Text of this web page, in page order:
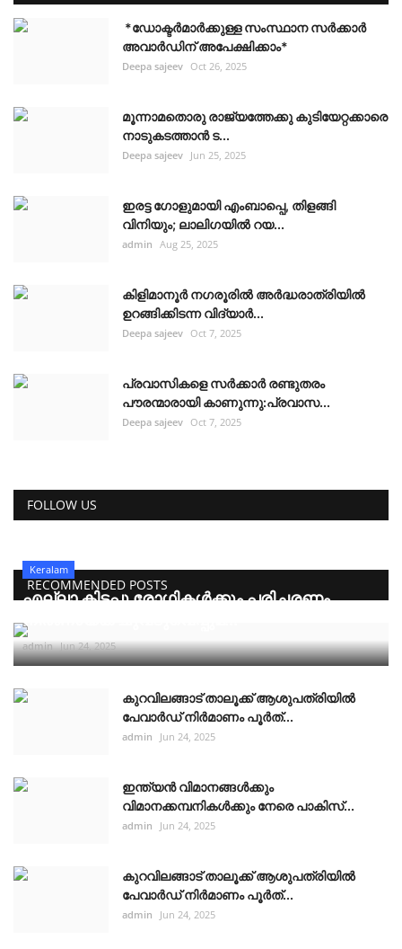
*ഡോക്ടർമാർക്കുള്ള സംസ്ഥാന സർക്കാർ
അവാർഡിന് അപേക്ഷിക്കാം*
Deepa sajeev Oct 26, 2025
മൂന്നാമതൊരു രാജ്യത്തേക്കു കുടിയേറ്റക്കാരെ
നാടുകടത്താൻ ട...
Deepa sajeev Jun 25, 2025
ഇരട്ട ഗോളുമായി എംബാപ്പെ, തിളങ്ങി
വിനിയും; ലാലിഗയില്‍ റയ...
admin Aug 25, 2025
കിളിമാനൂർ നഗരൂരിൽ അർദ്ധരാത്രിയിൽ
ഉറങ്ങിക്കിടന്ന വിദ്യാർ...
Deepa sajeev Oct 7, 2025
പ്രവാസികളെ സർക്കാർ രണ്ടുതരം
പൗരന്മാരായി കാണുന്നു:പ്രവാസ...
Deepa sajeev Oct 7, 2025
FOLLOW US
RECOMMENDED POSTS
Keralam
എല്ലാ കിടപ്പു രോഗികൾക്കും പരിചരണം
നിർണായക ചുവടുവെപ്പുമ...
admin Jun 24, 2025
കുറവിലങ്ങാട് താലൂക്ക് ആശുപത്രിയിൽ
പേവാർഡ് നിർമാണം പൂർത്...
admin Jun 24, 2025
ഇന്ത്യൻ വിമാനങ്ങൾക്കും
വിമാനക്കമ്പനികൾക്കും നേരെ പാകിസ്...
admin Jun 24, 2025
കുറവിലങ്ങാട് താലൂക്ക് ആശുപത്രിയിൽ
പേവാർഡ് നിർമാണം പൂർത്...
admin Jun 24, 2025